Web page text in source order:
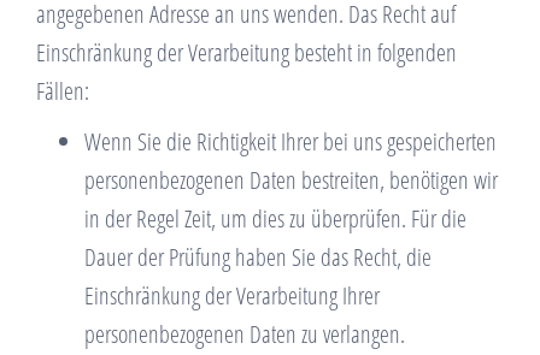
angegebenen Adresse an uns wenden. Das Recht auf
Einschränkung der Verarbeitung besteht in folgenden
Fällen:
Wenn Sie die Richtigkeit Ihrer bei uns gespeicherten
personenbezogenen Daten bestreiten, benötigen wir
in der Regel Zeit, um dies zu überprüfen. Für die
Dauer der Prüfung haben Sie das Recht, die
Einschränkung der Verarbeitung Ihrer
personenbezogenen Daten zu verlangen.